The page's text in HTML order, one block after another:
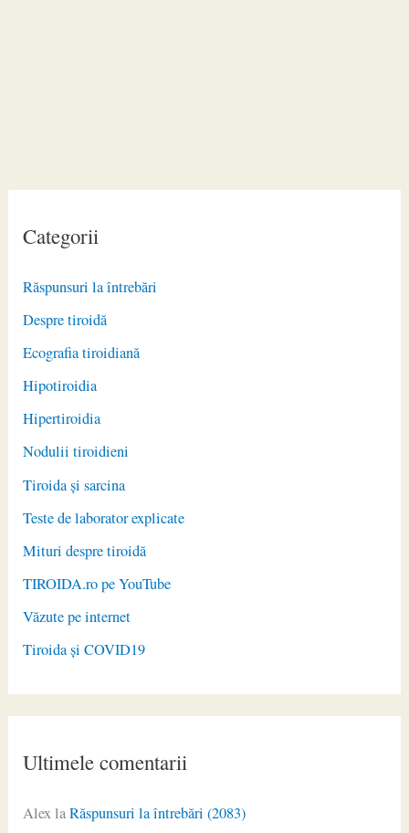
Categorii
Răspunsuri la întrebări
Despre tiroidă
Ecografia tiroidiană
Hipotiroidia
Hipertiroidia
Nodulii tiroidieni
Tiroida și sarcina
Teste de laborator explicate
Mituri despre tiroidă
TIROIDA.ro pe YouTube
Văzute pe internet
Tiroida și COVID19
Ultimele comentarii
AlexlaRăspunsuri la întrebări (2083)